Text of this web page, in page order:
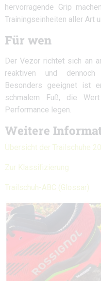
hervorragende Grip
Trainingseinheiten aller Art
Für wen
Der Vezor richtet sich an
reaktiven und dennoch
Besonders geeignet ist
schmalem Fuß, die
Performance legen.
Weitere
Übersicht der Trailschuhe
Zur Klassifizierung
Trailschuh-ABC (Glossar)